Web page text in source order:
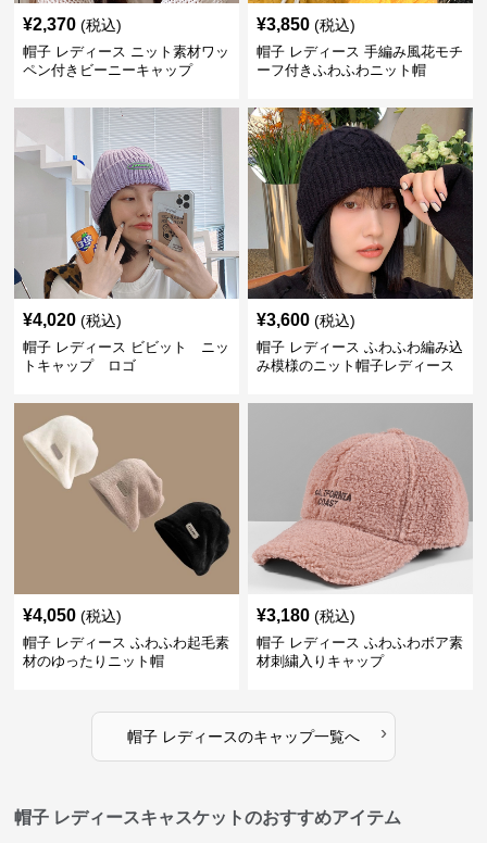
¥2,370 (税込)
帽子 レディース ニット素材ワッ
ペン付きビーニーキャップ
¥3,850 (税込)
帽子 レディース 手編み風花モチ
ーフ付きふわふわニット帽
¥4,020 (税込)
帽子 レディース ビビット ニッ
トキャップ ロゴ
¥3,600 (税込)
帽子 レディース ふわふわ編み込
み模様のニット帽子レディース
¥4,050 (税込)
帽子 レディース ふわふわ起毛素
材のゆったりニット帽
¥3,180 (税込)
帽子 レディース ふわふわボア素
材刺繍入りキャップ
帽子 レディースのキャップ一覧へ ›
帽子 レディースキャスケットのおすすめアイテム